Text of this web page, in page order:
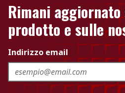
Rimani
prodotto e sulle
Indirizzo email